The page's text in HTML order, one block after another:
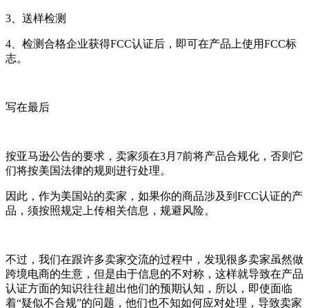
3、送样检测
4、检测合格企业获得FCC认证后，即可在产品上使用FCC标
志。
写在最后
按亚马逊公告的要求，卖家须在3月7前将产品合规化，否则它
们将按美国法律的规则进行处理。
因此，作为美国站的卖家，如果你的商品涉及到FCC认证的产
品，须按照规定上传相关信息，规避风险。
不过，我们在跟许多卖家交流的过程中，发现很多卖家虽然做
跨境电商的生意，但是由于信息的不对称，这样就导致在产品
认证方面的知识往往超出他们的预期认知，所以，即使面临
着“疑似不合规”的问题，他们也不知如何应对处理，导致卖家